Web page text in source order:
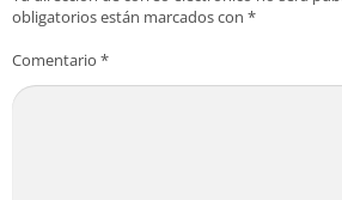
obligatorios están marcados con *
Comentario *